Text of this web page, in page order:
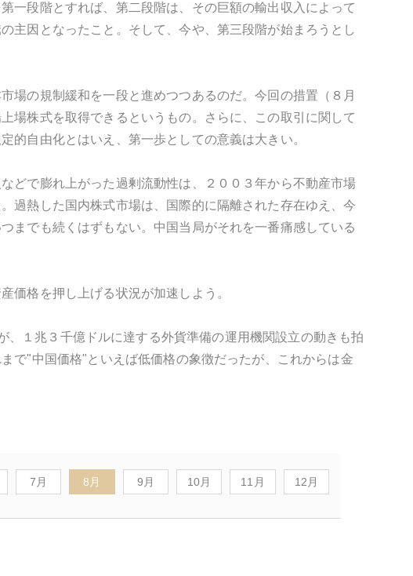
一段階とすれば、第二段階は、その巨額の輸出収入によって
主因となったこと。そして、今や、第三段階が始まろうとし
場の規制緩和を一段と進めつつあるのだ。今回の措置（８月
場株式を取得できるというもの。さらに、この取引に関して
的自由化とはいえ、第一歩としての意義は大きい。
どで膨れ上がった過剰流動性は、２００３年から不動産市場
過熱した国内株式市場は、国際的に隔離された存在ゆえ、今
までも続くはずもない。中国当局がそれを一番痛感している
価格を押し上げる状況が加速しよう。
１兆３千億ドルに達する外貨準備の運用機関設立の動きも拍
で"中国価格"といえば低価格の象徴だったが、これからは金
7月 8月 9月 10月 11月 12月